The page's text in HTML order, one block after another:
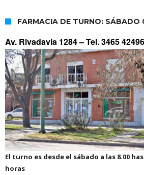
FARMACIA DE TURNO: SÁBADO
Av. Rivadavia 1284 –Tel. 3465
El turno es desde el sábado a las 8.00
horas